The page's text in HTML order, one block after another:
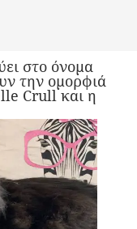
στο όνομα
την ομορφιά
Crull και η